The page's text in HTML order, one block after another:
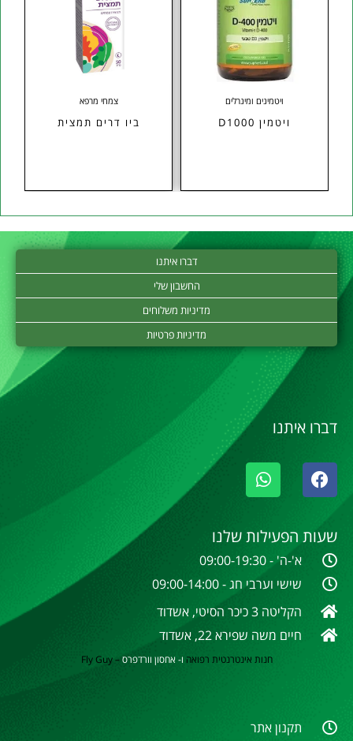
ויטמינים ומינרלים
ויטמין D1000
צמחי מרפא
ביו דרים תמצית
דברו איתנו
החשבון שלי
מדיניות משלוחים
מדיניות פרטיות
דברו איתנו
שעות הפעילות שלנו
א'-ה' - 09:00-19:30
שישי וערבי חג - 09:00-14:00
הקליטה 3 כיכר הסיטי, אשדוד
חיים משה שפירא 22, אשדוד
חנות אינטרנטית רפואה ו- אחסון וורדפרס–
Fly Guy
תקנון אתר